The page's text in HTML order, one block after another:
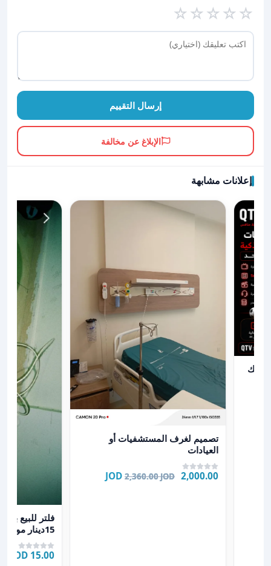
☆
☆
☆
☆
☆
إرسال التقييم
الإبلاغ عن مخالفة
إعلانات مشابهة
او هاتفك الذكي بمكان واحد
عرض تفاصيل تصميم لغرف المستشفيات أو العيادات
تصميم لغرف المستشفيات أو
العيادات
2,000.00 JOD
2,360.00 JOD
عرض تفاصيل فلتر
فلتر للبيع
15دينار
ا١٠
15.00 JOD